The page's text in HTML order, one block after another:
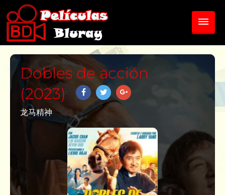
Dobles de acción
(2023)
龙马精神